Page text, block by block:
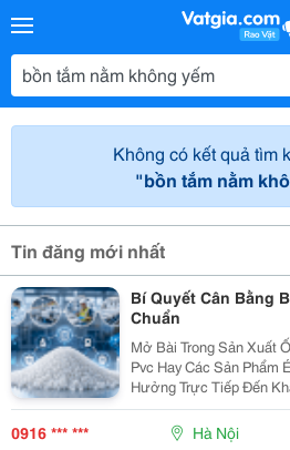
Không có kết quả tìm
"bồn tắm nằm
Tin đăng mới nhất
Bí Quyết Cân Bằng
Chuẩn
Mở Bài Trong Sản Xuất Ống Nhựa, Thanh Profile, Tấm
Pvc Hay Các Sản Phẩm
Hưởng Trực Tiếp Đến
Lượng Thành Phẩm.
Phù Hợp, Nhựa Có Thể
0916 *** *** Hà Nội